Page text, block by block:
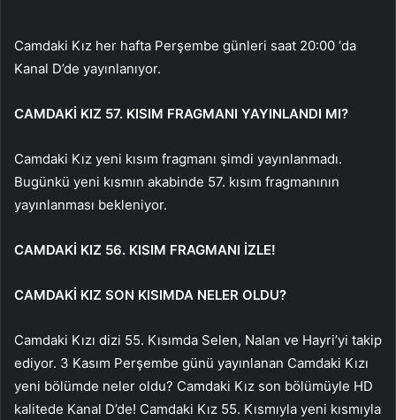
Camdaki Kız her hafta Perşembe günleri saat 20:00 ‘da
Kanal D’de yayınlanıyor.
CAMDAKİ KIZ 57. KISIM FRAGMANI YAYINLANDI MI?
Camdaki Kız yeni kısım fragmanı şimdi yayınlanmadı.
Bugünkü yeni kısmın akabinde 57. kısım fragmanının
yayınlanması bekleniyor.
CAMDAKİ KIZ 56. KISIM FRAGMANI İZLE!
CAMDAKİ KIZ SON KISIMDA NELER OLDU?
Camdaki Kızı dizi 55. Kısımda Selen, Nalan ve Hayri’yi takip
ediyor. 3 Kasım Perşembe günü yayınlanan Camdaki Kızı
yeni bölümde neler oldu? Camdaki Kız son bölümüyle HD
kalitede Kanal D’de! Camdaki Kız 55. Kısmıyla yeni kısmıyla